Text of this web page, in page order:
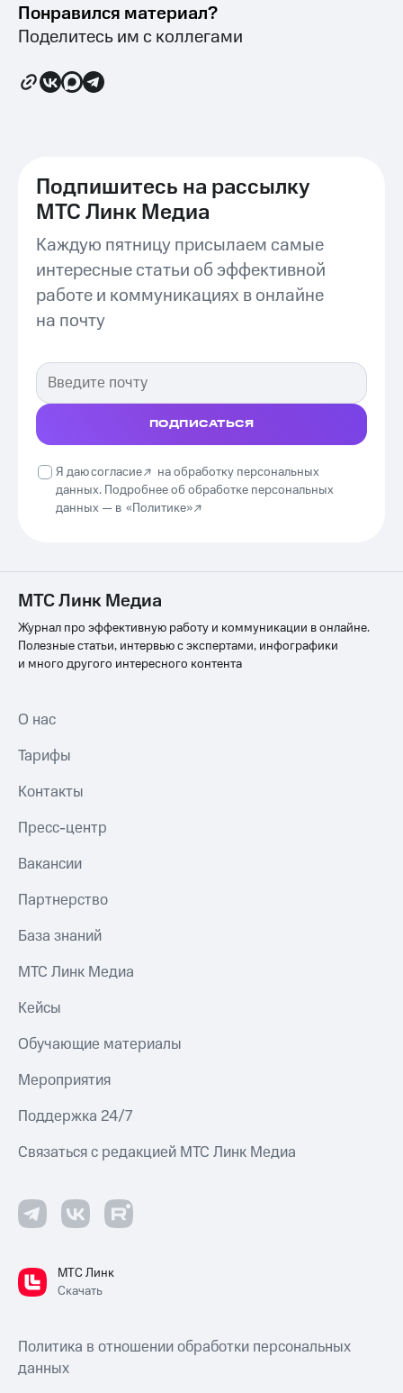
Понравился материал?
Поделитесь им с коллегами
Подпишитесь на рассылку
МТС Линк Медиа
Каждую пятницу присылаем самые
интересные статьи об эффективной
работе и коммуникациях в онлайне
на почту
ПОДПИСАТЬСЯ
Я даюсогласие
на обработку персональных
данных. Подробнее об обработке персональных
данных — в «Политике»
МТС Линк Медиа
Журнал про эффективную работу и коммуникации в онлайне.
Полезные статьи, интервью с экспертами, инфографики
и много другого интересного контента
О нас
Тарифы
Контакты
Пресс-центр
Вакансии
Партнерство
База знаний
МТС Линк Медиа
Кейсы
Обучающие материалы
Мероприятия
Поддержка 24/7
Связаться с редакцией МТС Линк Медиа
МТС Линк
Скачать
Политика в отношении обработки персональных
данных